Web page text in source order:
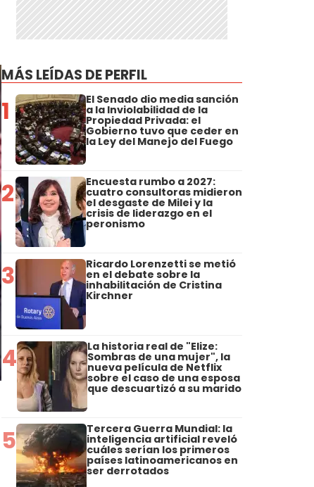
MÁS LEÍDAS DE PERFIL
1 El Senado dio media sanción
a la Inviolabilidad de la
Propiedad Privada: el
Gobierno tuvo que ceder en
la Ley del Manejo del Fuego
2 Encuesta rumbo a 2027:
cuatro consultoras midieron
el desgaste de Milei y la
crisis de liderazgo en el
peronismo
3 Ricardo Lorenzetti se metió
en el debate sobre la
inhabilitación de Cristina
Kirchner
4 La historia real de "Elize:
Sombras de una mujer", la
nueva película de Netflix
sobre el caso de una esposa
que descuartizó a su marido
5 Tercera Guerra Mundial: la
inteligencia artificial reveló
cuáles serían los primeros
países latinoamericanos en
ser derrotados